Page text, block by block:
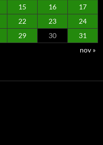
15 16
17
22 23
24
29 30
31
nov »